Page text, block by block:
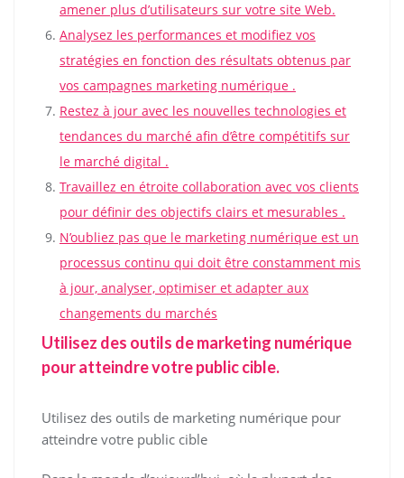
amener plus d’utilisateurs sur votre site Web.
Analysez les performances et modifiez vos
stratégies en fonction des résultats obtenus par
vos campagnes marketing numérique .
Restez à jour avec les nouvelles technologies et
tendances du marché afin d’être compétitifs sur
le marché digital .
Travaillez en étroite collaboration avec vos clients
pour définir des objectifs clairs et mesurables .
N’oubliez pas que le marketing numérique est un
processus continu qui doit être constamment mis
à jour, analyser, optimiser et adapter aux
changements du marchés
Utilisez des outils de marketing numérique
pour atteindre votre public cible.
Utilisez des outils de marketing numérique pour
atteindre votre public cible